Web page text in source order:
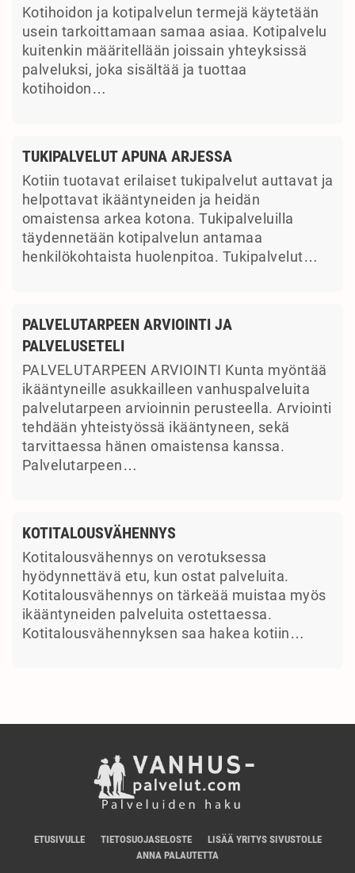
Kotihoidon ja kotipalvelun termejä käytetään
usein tarkoittamaan samaa asiaa. Kotipalvelu
kuitenkin määritellään joissain yhteyksissä
palveluksi, joka sisältää ja tuottaa
kotihoidon…
TUKIPALVELUT APUNA ARJESSA
Kotiin tuotavat erilaiset tukipalvelut auttavat ja
helpottavat ikääntyneiden ja heidän
omaistensa arkea kotona. Tukipalveluilla
täydennetään kotipalvelun antamaa
henkilökohtaista huolenpitoa. Tukipalvelut…
PALVELUTARPEEN ARVIOINTI JA
PALVELUSETELI
PALVELUTARPEEN ARVIOINTI Kunta myöntää
ikääntyneille asukkailleen vanhuspalveluita
palvelutarpeen arvioinnin perusteella. Arviointi
tehdään yhteistyössä ikääntyneen, sekä
tarvittaessa hänen omaistensa kanssa.
Palvelutarpeen…
KOTITALOUSVÄHENNYS
Kotitalousvähennys on verotuksessa
hyödynnettävä etu, kun ostat palveluita.
Kotitalousvähennys on tärkeää muistaa myös
ikääntyneiden palveluita ostettaessa.
Kotitalousvähennyksen saa hakea kotiin…
ETUSIVULLE TIETOSUOJASELOSTE
LISÄÄ YRITYS SIVUSTOLLE
ANNA PALAUTETTA